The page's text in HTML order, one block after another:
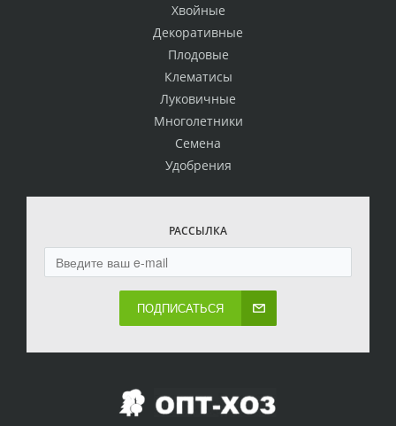
Хвойные
Декоративные
Плодовые
Клематисы
Луковичные
Многолетники
Семена
Удобрения
РАССЫЛКА
ПОДПИСАТЬСЯ